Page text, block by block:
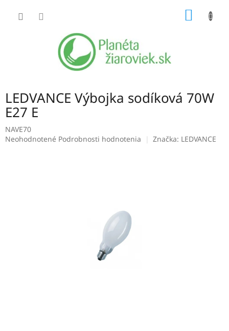
LEDVANCE Výbojka sodíková 70W
E27 E
NAVE70
Priemerné
Neohodnotené Podrobnosti hodnotenia Značka: LEDVANCE